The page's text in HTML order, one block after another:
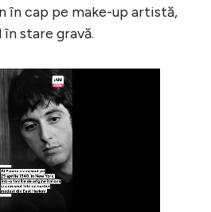
în cap pe make-up artistă,
în stare gravă.